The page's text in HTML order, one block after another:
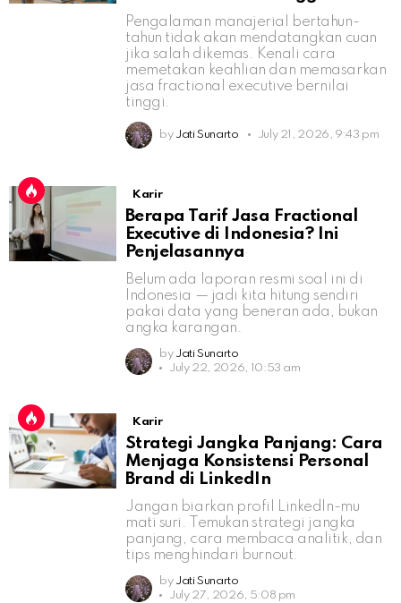
Pengalaman manajerial bertahun-
tahun tidak akan mendatangkan cuan
jika salah dikemas. Kenali cara
memetakan keahlian dan memasarkan
jasa fractional executive bernilai
tinggi.
by Jati Sunarto July 21, 2026, 9:43 pm
Karir
Berapa Tarif Jasa Fractional
Executive di Indonesia? Ini
Penjelasannya
Belum ada laporan resmi soal ini di
Indonesia — jadi kita hitung sendiri
pakai data yang beneran ada, bukan
angka karangan.
by Jati Sunarto
July 22, 2026, 10:53 am
Karir
Strategi Jangka Panjang: Cara
Menjaga Konsistensi Personal
Brand di LinkedIn
Jangan biarkan profil LinkedIn-mu
mati suri. Temukan strategi jangka
panjang, cara membaca analitik, dan
tips menghindari burnout.
by Jati Sunarto
July 27, 2026, 5:08 pm